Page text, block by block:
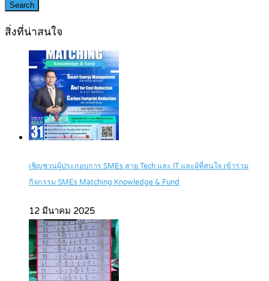
Search
สิ่งที่น่าสนใจ
เชิญชวนผู้ประกอบการ SMEs สาย Tech และ IT และผู้ที่สนใจ เข้าร่วม
กิจกรรม SMEs Matching Knowledge & Fund
12 มีนาคม 2025